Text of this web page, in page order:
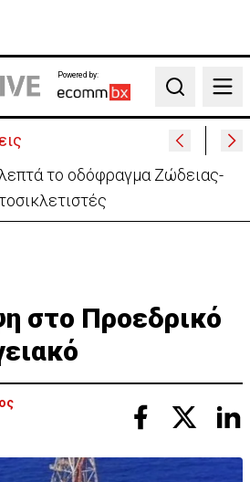
Powered by:
Search
6 προκηρυγμένες θέσεις -
στο Προεδρικό